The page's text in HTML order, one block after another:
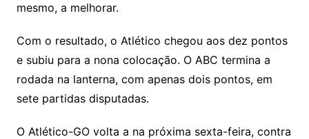
mesmo, a melhorar.
Com o resultado, o Atlético chegou aos dez pontos
e subiu para a nona colocação. O ABC termina a
rodada na lanterna, com apenas dois pontos, em
sete partidas disputadas.
O Atlético-GO volta a na próxima sexta-feira, contra